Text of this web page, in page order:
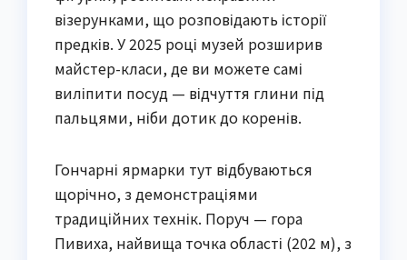
візерунками, що розповідають історії
предків. У 2025 році музей розширив
майстер-класи, де ви можете самі
виліпити посуд — відчуття глини під
пальцями, ніби дотик до коренів.
Гончарні ярмарки тут відбуваються
щорічно, з демонстраціями
традиційних технік. Поруч — гора
Пивиха, найвища точка області (202 м), з